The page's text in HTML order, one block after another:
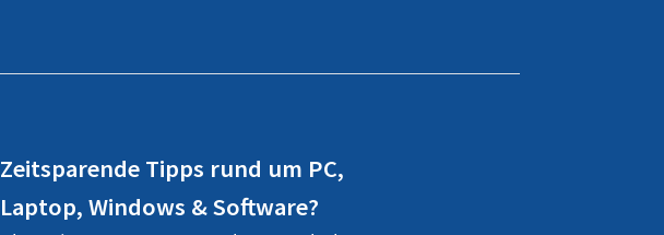
Zeitsparende Tipps rund um PC,
Laptop, Windows & Software?